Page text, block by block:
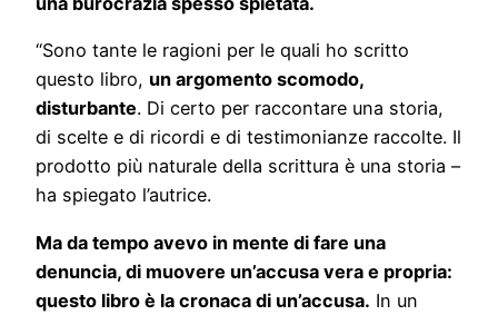
“Sono tante le ragioni per le quali ho scritto
questo libro, un argomento scomodo,
disturbante. Di certo per raccontare una storia,
di scelte e di ricordi e di testimonianze raccolte. Il
prodotto più naturale della scrittura è una storia –
ha spiegato l’autrice.
Ma da tempo avevo in mente di fare una
denuncia, di muovere un’accusa vera e propria:
questo libro è la cronaca di un’accusa. In un